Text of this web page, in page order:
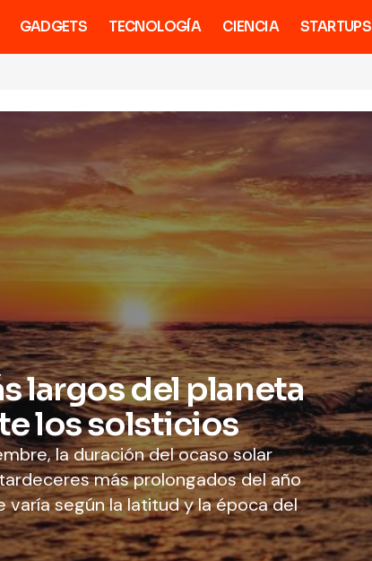
GADGETS TECNOLOGÍA CIENCIA STARTUPS
largos del planeta
los solsticios
la duración del ocaso solar
más prolongados del año
según la latitud y la época del